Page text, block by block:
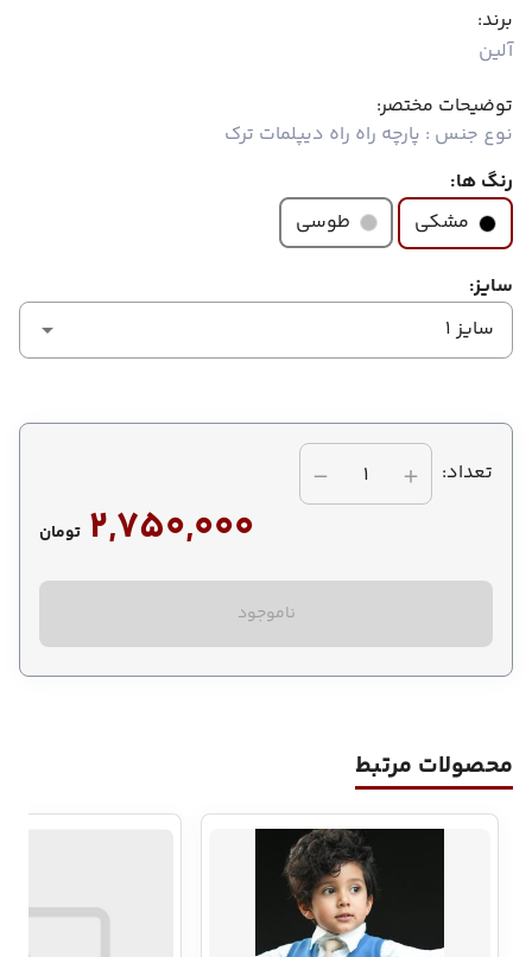
برند:
آلین
توضیحات مختصر:
نوع جنس : پارچه راه راه دیپلمات ترک
رنگ ها:
مشکی
طوسی
سایز:
سایز 1
تعداد: 1
2,750,000 تومان
ناموجود
محصولات مرتبط